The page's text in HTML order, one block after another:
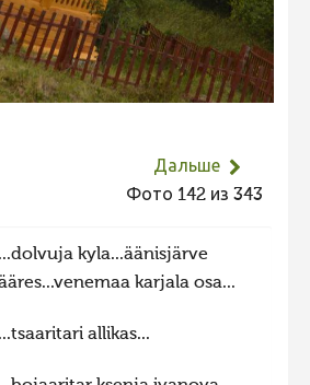
Дальше
Фото 142 из 343
...dolvuja kyla...äänisjärve
karjala osa...
...tsaaritari allikas...